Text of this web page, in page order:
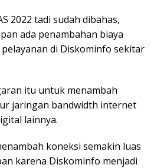
2022 tadi sudah dibahas,
ada penambahan biaya
di Diskominfo sekitar
itu untuk menambah
jaringan bandwidth internet
lainnya.
koneksi semakin luas
karena Diskominfo menjadi